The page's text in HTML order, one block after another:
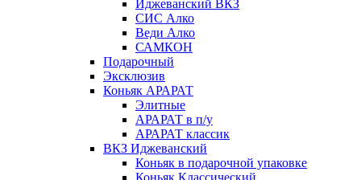
Иджеванский ВКЗ
СИС Алко
Веди Алко
САМКОН
Подарочный
Эксклюзив
Коньяк АРАРАТ
Элитные
АРАРАТ в п/у
АРАРАТ классик
ВКЗ Иджеванский
Коньяк в подарочной упаковке
Коньяк Классический